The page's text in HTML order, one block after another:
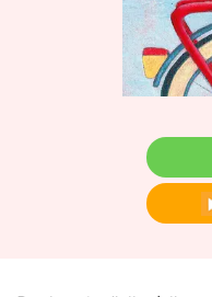
Fable, mythe, littérature
Princesses et princes,
Écologie, nature, saisons